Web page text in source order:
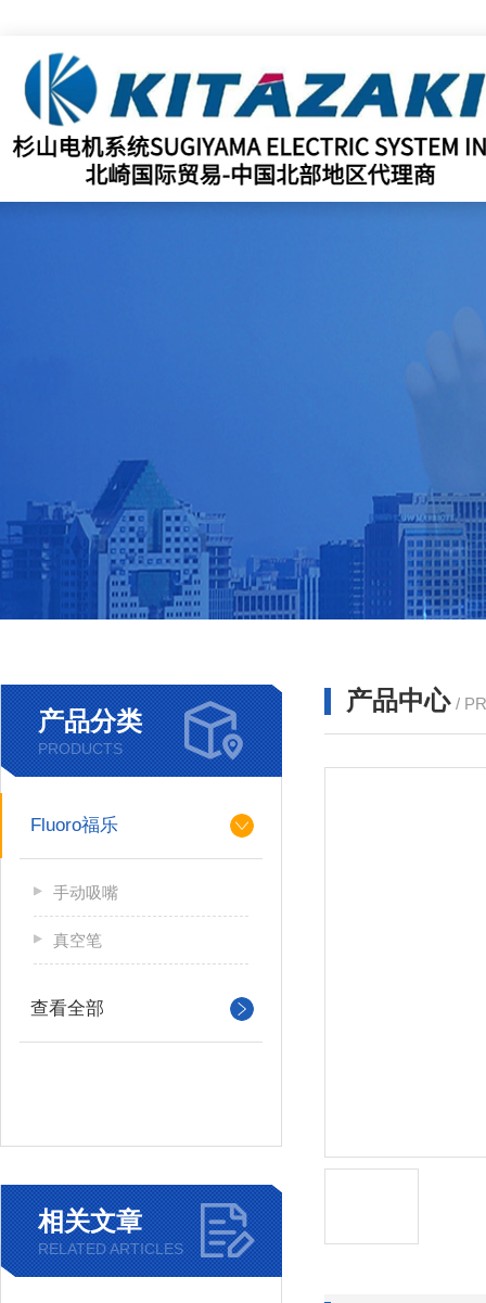
产品分类
PRODUCTS
Fluoro福乐
手动吸嘴
真空笔
查看全部
相关文章
RELATED ARTICLES
产品中心 /